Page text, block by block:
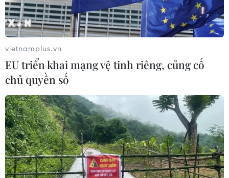
Báo động xu hướng gia tăng người
trẻ mắc ung thư
04/08/2026 14:10
Tây Ban Nha phát trực tiếp nhật thực
toàn phần từ độ cao 9.000 m
04/08/2026 13:23
Đại biểu Quốc hội: Nếu không có cơ
chế bảo vệ sẽ khó khuyến khích đổi
vietnamplus.vn
EU triển khai mạng vệ tinh riêng, củng cố
chủ quyền số